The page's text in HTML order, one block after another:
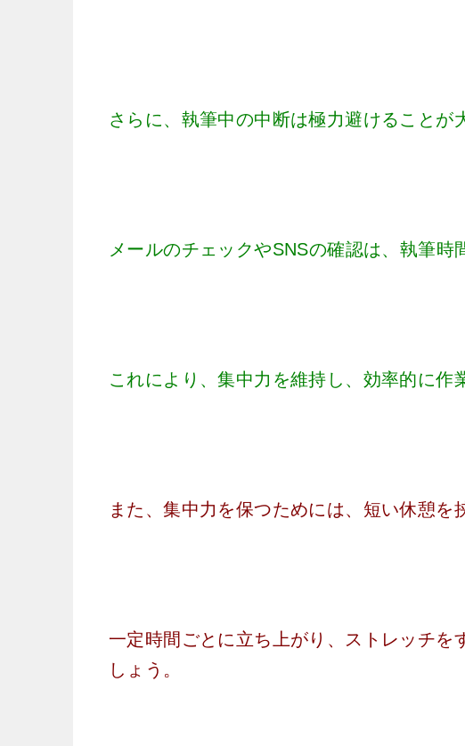
さらに、執筆中の中断は極力避けることが
メールのチェックやSNSの確認は、執筆時
これにより、集中力を維持し、効率的に作
また、集中力を保つためには、短い休憩を
一定時間ごとに立ち上がり、ストレッチを
しょう。